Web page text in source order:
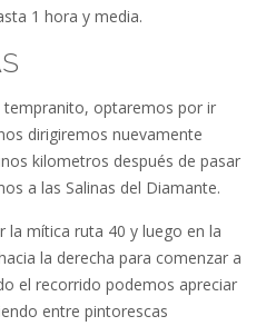
1 hora y media.
tempranito, optaremos por ir
dirigiremos nuevamente
kilometros después de pasar
a las Salinas del Diamante.
mítica ruta 40 y luego en la
la derecha para comenzar a
el recorrido podemos apreciar
entre pintorescas